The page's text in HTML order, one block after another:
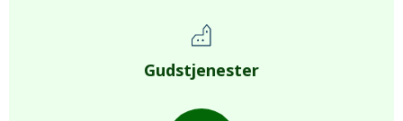
Gudstjenester